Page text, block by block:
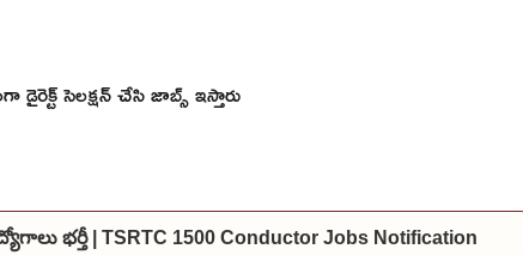
సెలక్షన్ చేసి జాబ్స్ ఇస్తారు
భర్తీ | TSRTC 1500 Conductor Jobs Notification